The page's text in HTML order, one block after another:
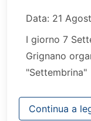
Data: 21
I giorno 7
Grignano
"Settembrina"
Continua a